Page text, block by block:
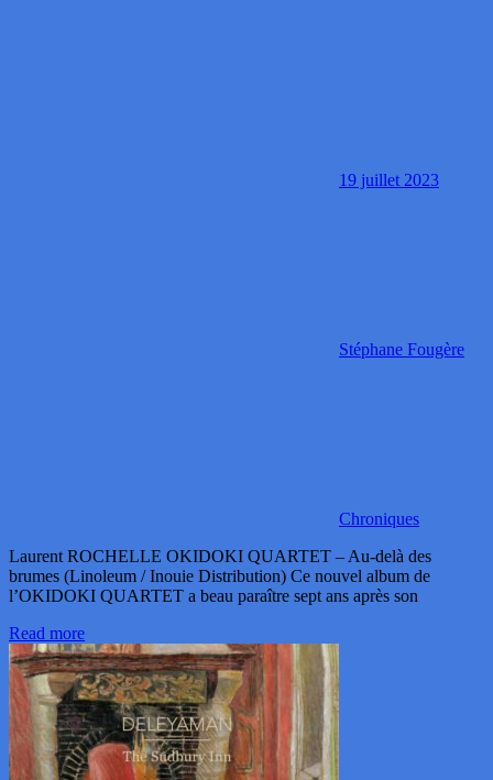
19 juillet 2023
Stéphane Fougère
Chroniques
Laurent ROCHELLE OKIDOKI QUARTET – Au-delà des
brumes (Linoleum / Inouie Distribution) Ce nouvel album de
l’OKIDOKI QUARTET a beau paraître sept ans après son
Read more